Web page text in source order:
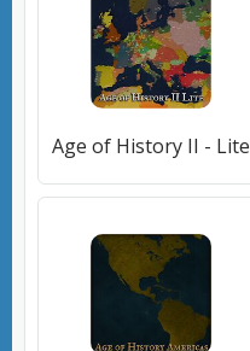
Age of History II - Lite